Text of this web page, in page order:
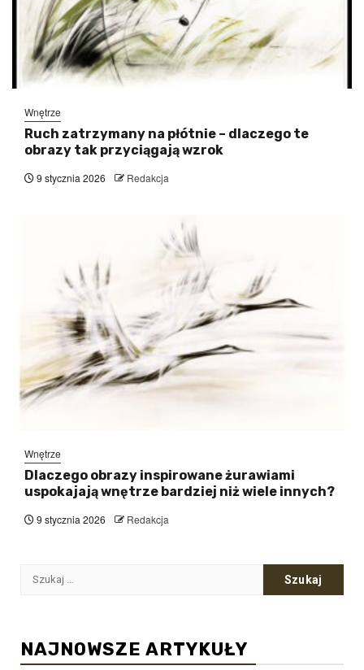
Wnętrze
Ruch zatrzymany na płótnie – dlaczego te
obrazy tak przyciągają wzrok
9 stycznia 2026 Redakcja
Wnętrze
Dlaczego obrazy inspirowane żurawiami
uspokajają wnętrze bardziej niż wiele innych?
9 stycznia 2026 Redakcja
Szukaj:
NAJNOWSZE ARTYKUŁY